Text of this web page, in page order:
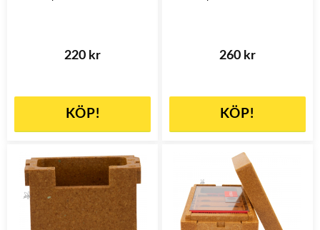
220 kr
KÖP!
260 kr
KÖP!